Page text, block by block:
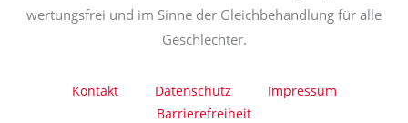
wertungsfrei und im Sinne der Gleichbehandlung für alle
Geschlechter.
Kontakt Datenschutz
Impressum
Barrierefreiheit